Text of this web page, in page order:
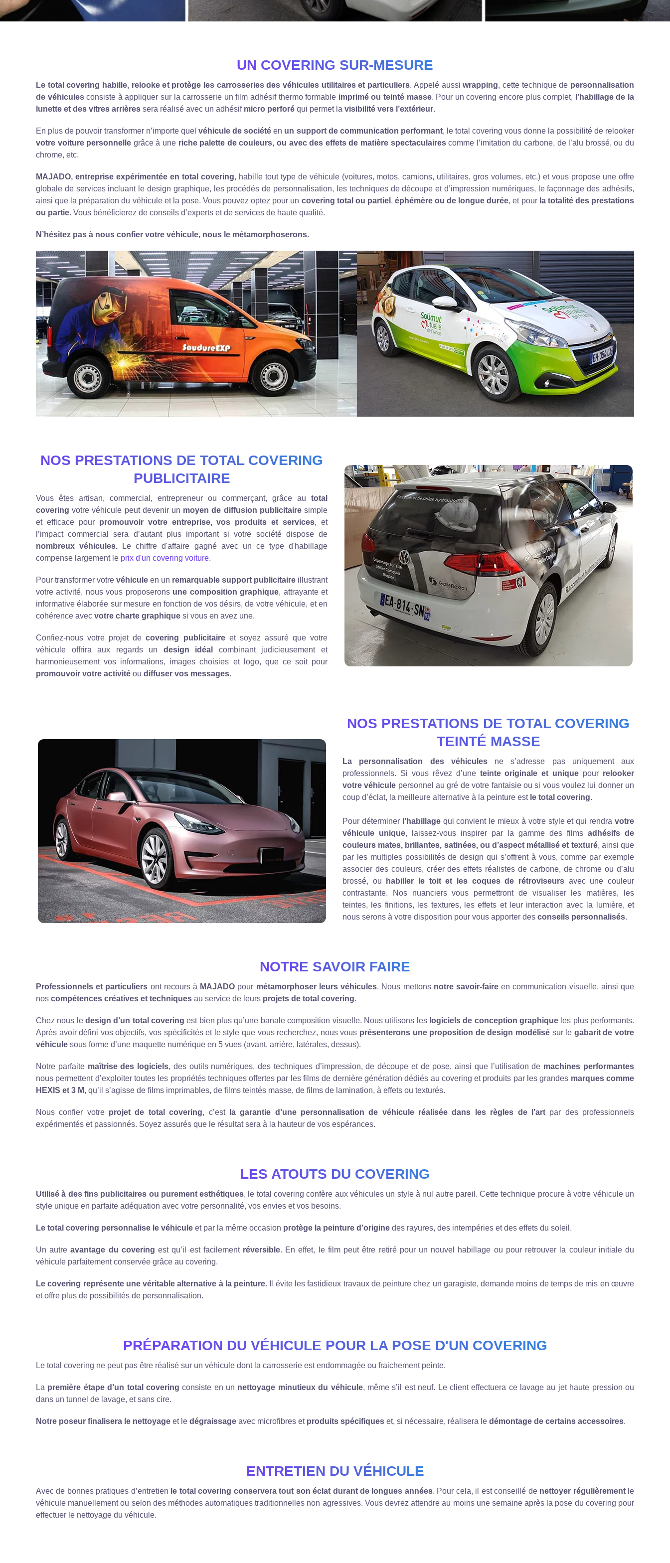
UN COVERING SUR-MESURE
Le total covering habille, relooke et protège les carrosseries des véhicules utilitaires et particuliers. Appelé aussiwrapping, cette technique de personnalisation
de véhiculesconsiste à appliquer sur la carrosserie un film adhésif thermo formable imprimé ou teinté masse. Pour un covering encore plus complet,
l’habillage de la
lunette et des vitres arrières sera réalisé avec un adhésif micro perforé qui permet la visibilité vers l’extérieur.
En plus de pouvoir transformer n’importe quelvéhicule de société en un support de communication performant, le total covering vous donne la possibilité de relooker
votre voiture personnelle grâce à une riche palette de couleurs, ou avec des effets de matière spectaculairescomme l’imitation du carbone, de l’alu brossé, ou du
chrome, etc.
MAJADO, entreprise expérimentée en total covering, habille tout type de véhicule (voitures, motos, camions, utilitaires, gros volumes, etc.) et vous propose une offre
globale de services incluant le design graphique, les procédés de personnalisation, les techniques de découpe et d’impression numériques, le façonnage des adhésifs,
ainsi que la préparation du véhicule et la pose. Vous pouvez optez pour un covering total ou partiel , éphémère ou de longue durée, et pour la totalité des prestations
ou partie. Vous bénéficierez de conseils d’experts et de services de haute qualité.
N’hésitez pas à nous confier votre véhicule, nous le métamorphoserons.
NOS PRESTATIONS DE TOTAL COVERING
PUBLICITAIRE
Vous êtes artisan, commercial, entrepreneur ou commerçant, grâce au total
covering votre véhicule peut devenir un moyen de diffusion publicitairesimple
et efficace pour promouvoir votre entreprise, vos produits et services, et
l’impact commercial sera d’autant plus important si votre société dispose de
nombreux véhicules.
Le chiffre d'affaire gagné avec un ce type d'habillage
compense largement le prix d'un covering voiture.
Pour transformer votre véhicule en un remarquable support publicitaire illustrant
votre activité, nous vous proposerons une composition graphique, attrayante et
informative élaborée sur mesure en fonction de vos désirs, de votre véhicule, et en
cohérence avec votre charte graphique si vous en avez une.
Confiez-nous votre projet decovering publicitaireet soyez assuré que votre
véhicule offrira aux regards un design idéal
combinant judicieusement et
harmonieusement vos informations, images choisies et logo, que ce soit pour
promouvoir votre activité ou diffuser vos messages.
NOS PRESTATIONS DE TOTAL COVERING
TEINTÉ MASSE
La personnalisation des véhiculesne s’adresse pas uniquement aux
professionnels. Si vous rêvez d’une teinte originale et unique pour relooker
votre véhicule personnel au gré de votre fantaisie ou si vous voulez lui donner un
coup d’éclat, la meilleure alternative à la peinture est le total covering.
Pour déterminer l’habillagequi convient le mieux à votre style et qui rendravotre
véhicule unique, laissez-vous inspirer par la gamme des films adhésifs de
couleurs mates, brillantes, satinées, ou d’aspect métallisé et texturé, ainsi que
par les multiples possibilités de design qui s’offrent à vous, comme par exemple
associer des couleurs, créer des effets réalistes de carbone, de chrome ou d’alu
brossé, ou
habiller le toit et les coques de rétroviseurs avec une couleur
contrastante. Nos nuanciers vous permettront de visualiser les matières, les
teintes, les finitions, les textures, les effets et leur interaction avec la lumière, et
nous serons à votre disposition pour vous apporter des conseils personnalisés.
NOTRE SAVOIR FAIRE
Professionnels et particuliers ont recours à MAJADO pour métamorphoser leurs véhicules. Nous mettons notre savoir-faireen communication visuelle, ainsi que
nos compétences créatives et techniques au service de leurs projets de total covering.
Chez nous ledesign d’un total covering est bien plus qu’une banale composition visuelle. Nous utilisons les logiciels de conception graphiqueles plus performants.
Après avoir défini vos objectifs, vos spécificités et le style que vous recherchez, nous vous présenterons une proposition de design modélisé sur le gabarit de votre
véhicule sous forme d’une maquette numérique en 5 vues (avant, arrière, latérales, dessus).
Notre parfaite maîtrise des logiciels, des outils numériques, des techniques d’impression, de découpe et de pose, ainsi que l’utilisation de machines performantes
nous permettent d’exploiter toutes les propriétés techniques offertes par les films de dernière génération dédiés au covering et produits par les grandes marques comme
HEXIS et 3 M, qu’il s’agisse de films imprimables, de films teintés masse, de films de lamination, à effets ou texturés.
Nous confier votre projet de total covering, c’est la garantie d’une personnalisation de véhicule réalisée dans les règles de l’artpar des professionnels
expérimentés et passionnés. Soyez assurés que le résultat sera à la hauteur de vos espérances.
LES ATOUTS DU COVERING
Utilisé à des fins publicitaires ou purement esthétiques, le total covering confère aux véhicules un style à nul autre pareil. Cette technique procure à votre véhicule un
style unique en parfaite adéquation avec votre personnalité, vos envies et vos besoins.
Le total covering personnalise le véhicule et par la même occasion protège la peinture d’origine des rayures, des intempéries et des effets du soleil.
Un autreavantage du covering est qu’il est facilement réversible. En effet, le film peut être retiré pour un nouvel habillage ou pour retrouver la couleur initiale du
véhicule parfaitement conservée grâce au covering.
Le covering représente une véritable alternative à la peinture. Il évite les fastidieux travaux de peinture chez un garagiste, demande moins de temps de mis en œuvre
et offre plus de possibilités de personnalisation.
PRÉPARATION DU VÉHICULE POUR LA POSE D'UN COVERING
Le total covering ne peut pas être réalisé sur un véhicule dont la carrosserie est endommagée ou fraichement peinte.
La première étape d’un total covering consiste en un nettoyage minutieux du véhicule, même s’il est neuf. Le client effectuera ce lavage au jet haute pression ou
dans un tunnel de lavage, et sans cire.
Notre poseur finalisera le nettoyage et le dégraissage avec microfibres et produits spécifiques et, si nécessaire, réalisera le démontage de certains accessoires.
ENTRETIEN DU VÉHICULE
Avec de bonnes pratiques d’entretien le total covering conservera tout son éclat durant de longues années. Pour cela, il est conseillé de nettoyer régulièrementle
véhicule manuellement ou selon des méthodes automatiques traditionnelles non agressives. Vous devrez attendre au moins une semaine après la pose du covering pour
effectuer le nettoyage du véhicule.